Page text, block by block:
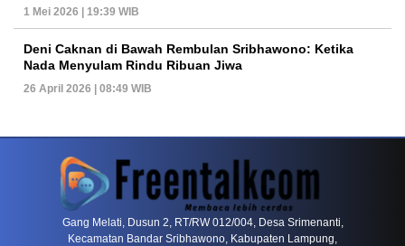
1 Mei 2026 | 19:39 WIB
Deni Caknan di Bawah Rembulan Sribhawono: Ketika
Nada Menyulam Rindu Ribuan Jiwa
26 April 2026 | 08:49 WIB
Gang Melati, Dusun 2, RT/RW 012/004, Desa Srimenanti,
Kecamatan Bandar Sribhawono, Kabupaten Lampung,